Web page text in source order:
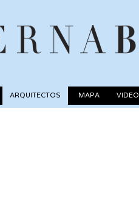
ARQUITECTOS MAPA